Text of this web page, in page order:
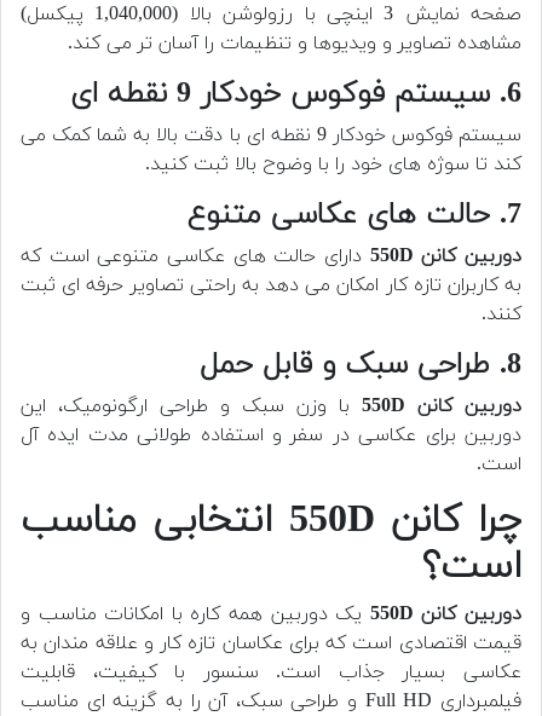
صفحه نمایش 3 اینچی با رزولوشن بالا (1,040,000 پیکسل)
مشاهده تصاویر و ویدیوها و تنظیمات را آسان تر می کند.
6. سیستم فوکوس خودکار 9 نقطه ای
سیستم فوکوس خودکار 9 نقطه ای با دقت بالا به شما کمک می
کند تا سوژه های خود را با وضوح بالا ثبت کنید.
7. حالت های عکاسی متنوع
دوربین کانن 550D
دارای حالت های عکاسی متنوعی است که
به کاربران تازه کار امکان می دهد به راحتی تصاویر حرفه ای ثبت
کنند.
8. طراحی سبک و قابل حمل
دوربین کانن 550D
با وزن سبک و طراحی ارگونومیک، این
دوربین برای عکاسی در سفر و استفاده طولانی مدت ایده آل
است.
چرا کانن 550D انتخابی مناسب
است؟
دوربین کانن 550D
یک دوربین همه کاره با امکانات مناسب و
قیمت اقتصادی است که برای عکاسان تازه کار و علاقه مندان به
عکاسی بسیار جذاب است. سنسور با کیفیت، قابلیت
فیلمبرداری Full HD و طراحی سبک، آن را به گزینه ای مناسب